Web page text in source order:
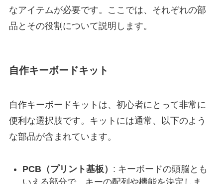
なアイテムが必要です。ここでは、それぞれの部
品とその役割について説明します。
自作キーボードキット
自作キーボードキットは、初心者にとって非常に
便利な選択肢です。キットには通常、以下のよう
な部品が含まれています。
PCB（プリント基板） : キーボードの頭脳とも
いえる部分で、キーの配列や機能を決定しま